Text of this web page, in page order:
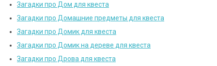
Загадки про Дом для квеста
Загадки про Домашние предметы для квеста
Загадки про Домик для квеста
Загадки про Домик на дереве для квеста
Загадки про Дрова для квеста